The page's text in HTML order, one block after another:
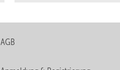
AGB